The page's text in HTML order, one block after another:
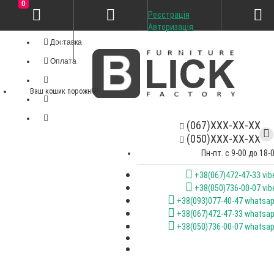
Доставка
Оплата
(067)XXX-XX-XX
(050)XXX-XX-XX
Пн-пт. с 9-00 до 18-
+38(067)472-47-33
+38(050)736-00-07
+38(093)077-40-47
+38(067)472-47-33
+38(050)736-00-07
Реєстрація
Авторизація
0
Ваш кошик порожній!